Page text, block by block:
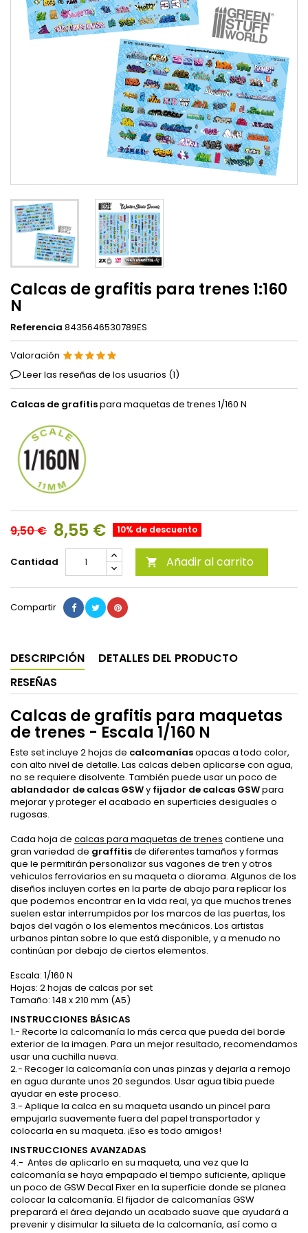
Calcas de grafitis para trenes 1:160
N
Referencia 8435646530789ES
Valoración
Leer las reseñas de los usuarios (1)
Calcas de grafitispara maquetas de trenes 1/160 N
9,50 € 8,55 € 10% de descuento
Cantidad  Añadir al carrito
Compartir
DESCRIPCIÓN
DETALLES DEL PRODUCTO
RESEÑAS
Calcas de grafitis para maquetas
de trenes - Escala 1/160 N
Este set incluye 2 hojas de calcomaníasopacas a todo color,
con alto nivel de detalle. Las calcas deben aplicarse con agua,
no se requiere disolvente. También puede usar un poco de
ablandador de calcas GSWy fijador de calcas GSWpara
mejorar y proteger el acabado en superficies desiguales o
rugosas.
Cada hoja de calcas para maquetas de trenes contiene una
gran variedad de graffitisde diferentes tamaños y formas
que le permitirán personalizar sus vagones de tren y otros
vehiculos ferroviarios en su maqueta o diorama. Algunos de los
diseños incluyen cortes en la parte de abajo para replicar los
que podemos encontrar en la vida real, ya que muchos trenes
suelen estar interrumpidos por los marcos de las puertas, los
bajos del vagón o los elementos mecánicos. Los artistas
urbanos pintan sobre lo que está disponible, y a menudo no
continúan por debajo de ciertos elementos.
Escala: 1/160 N
Hojas: 2 hojas de calcas por set
Tamaño: 148 x 210 mm (A5)
INSTRUCCIONES BÁSICAS
1.- Recorte la calcomanía lo más cerca que pueda del borde
exterior de la imagen. Para un mejor resultado, recomendamos
usar una cuchilla nueva.
2.- Recoger la calcomanía con unas pinzas y dejarla a remojo
en agua durante unos 20 segundos. Usar agua tibia puede
ayudar en este proceso.
3.- Aplique la calca en su maqueta usando un pincel para
empujarla suavemente fuera del papel transportador y
colocarla en su maqueta. ¡Eso es todo amigos!
INSTRUCCIONES AVANZADAS
4.- Antes de aplicarlo en su maqueta, una vez que la
calcomanía se haya empapado el tiempo suficiente, aplique
un poco de GSW Decal Fixer en la superficie donde se planea
colocar la calcomanía. El fijador de calcomanías GSW
preparará el área dejando un acabado suave que ayudará a
prevenir y disimular la silueta de la calcomanía, así como a